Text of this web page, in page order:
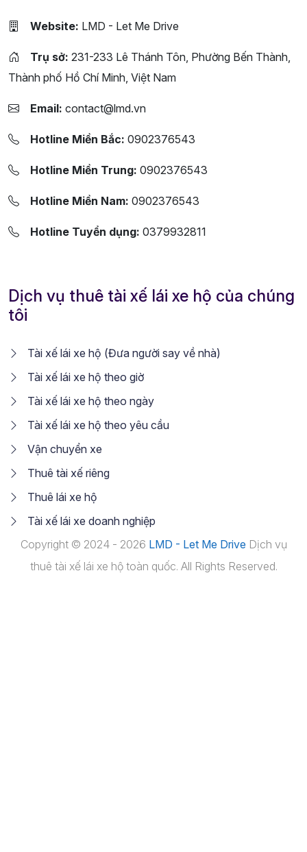
Website: LMD - Let Me Drive
Trụ sở: 231-233 Lê Thánh Tôn, Phường Bến Thành,
Thành phố Hồ Chí Minh, Việt Nam
Email: contact@lmd.vn
Hotline Miền Bắc: 0902376543
Hotline Miền Trung: 0902376543
Hotline Miền Nam: 0902376543
Hotline Tuyển dụng: 0379932811
Dịch vụ thuê tài xế lái xe hộ của chúng
tôi
Tài xế lái xe hộ (Đưa người say về nhà)
Tài xế lái xe hộ theo giờ
Tài xế lái xe hộ theo ngày
Tài xế lái xe hộ theo yêu cầu
Vận chuyển xe
Thuê tài xế riêng
Thuê lái xe hộ
Tài xế lái xe doanh nghiệp
Copyright © 2024 - 2026 LMD - Let Me Drive Dịch vụ
thuê tài xế lái xe hộ toàn quốc. All Rights Reserved.